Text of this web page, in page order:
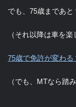
でも、75歳まであと
（それ以降は車を楽
75歳で免許が変わる
（でも、MTなら踏